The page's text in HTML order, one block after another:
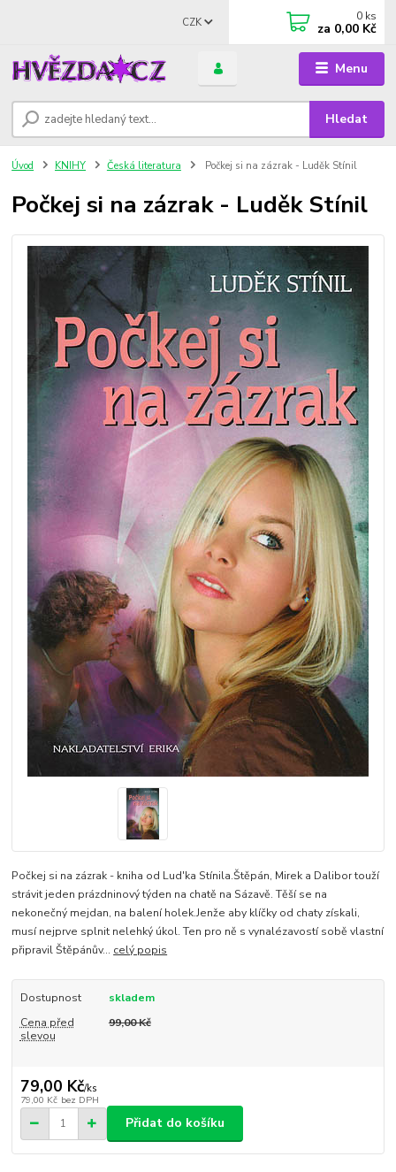
Menu
CZK
Hledat
0 ks
za 0,00 Kč
Úvod KNIHY Česká literatura Počkej si na zázrak - Luděk Stínil
Počkej si na zázrak - Luděk Stínil
Počkej si na zázrak - kniha od Lud'ka Stínila.Štěpán, Mirek a Dalibor touží
strávit jeden prázdninový týden na chatě na Sázavě. Těší se na
nekonečný mejdan, na balení holek.Jenže aby klíčky od chaty získali,
musí nejprve splnit nelehký úkol. Ten pro ně s vynalézavostí sobě vlastní
připravil Štěpánův... celý popis
Dostupnost
skladem
Cena před
slevou
99,00 Kč
79,00 Kč/ks
79,00 Kč bez DPH
Přidat do košíku